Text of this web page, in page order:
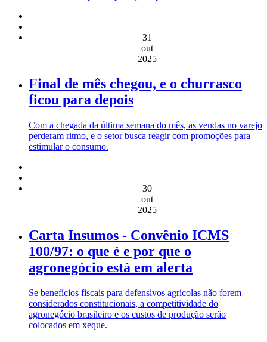
31
out
2025
Final de mês chegou, e o churrasco
ficou para depois
Com a chegada da última semana do mês, as vendas no varejo
perderam ritmo, e o setor busca reagir com promoções para
estimular o consumo.
30
out
2025
Carta Insumos - Convênio ICMS
100/97: o que é e por que o
agronegócio está em alerta
Se benefícios fiscais para defensivos agrícolas não forem
considerados constitucionais, a competitividade do
agronegócio brasileiro e os custos de produção serão
colocados em xeque.